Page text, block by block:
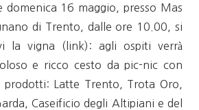
domenica 16 maggio, presso Mas
di Trento, dalle ore 10.00, si
la vigna (link): agli ospiti verrà
e ricco cesto da pic-nic con
prodotti: Latte Trento, Trota Oro,
Caseificio degli Altipiani e del